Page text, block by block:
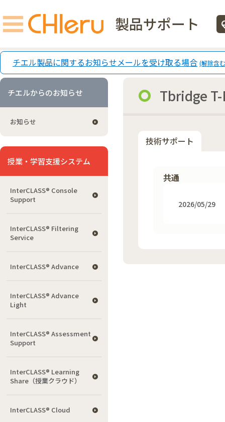
製品サポート
チエル製品に関するお知らせメールを受け取る場合 (解除含
チエルからのお知らせ
お知らせ
授業・学習支援システム
InterCLASS®︎ Console
Support
InterCLASS®︎ Filtering
Service
InterCLASS® Advance
InterCLASS® Advance
Light
InterCLASS®︎ Assessment
Support
InterCLASS® Learning
Share（授業クラウド）
InterCLASS® Cloud
Tbridge
技術サポート
共通
2026/05/29